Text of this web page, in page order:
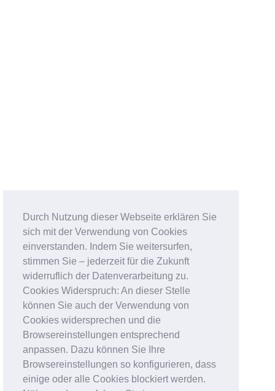
Durch Nutzung dieser Webseite erklären Sie
sich mit der Verwendung von Cookies
einverstanden. Indem Sie weitersurfen,
stimmen Sie – jederzeit für die Zukunft
widerruflich der Datenverarbeitung zu.
Cookies Widerspruch: An dieser Stelle
können Sie auch der Verwendung von
Cookies widersprechen und die
Browsereinstellungen entsprechend
anpassen. Dazu können Sie Ihre
Browsereinstellungen so konfigurieren, dass
einige oder alle Cookies blockiert werden.